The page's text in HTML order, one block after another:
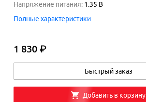
Напряжение питания: 1.35 В
Полные характеристики
1 830 ₽1 830 ₽
Быстрый заказ
Добавить в корзину